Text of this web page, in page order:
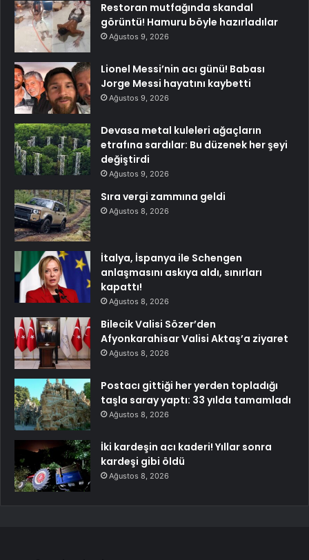
Restoran mutfağında skandal
görüntü! Hamuru böyle hazırladılar
Ağustos 9, 2026
Lionel Messi’nin acı günü! Babası
Jorge Messi hayatını kaybetti
Ağustos 9, 2026
Devasa metal kuleleri ağaçların
etrafına sardılar: Bu düzenek her şeyi
değiştirdi
Ağustos 9, 2026
Sıra vergi zammına geldi
Ağustos 8, 2026
İtalya, İspanya ile Schengen
anlaşmasını askıya aldı, sınırları
kapattı!
Ağustos 8, 2026
Bilecik Valisi Sözer’den
Afyonkarahisar Valisi Aktaş’a ziyaret
Ağustos 8, 2026
Postacı gittiği her yerden topladığı
taşla saray yaptı: 33 yılda tamamladı
Ağustos 8, 2026
İki kardeşin acı kaderi! Yıllar sonra
kardeşi gibi öldü
Ağustos 8, 2026